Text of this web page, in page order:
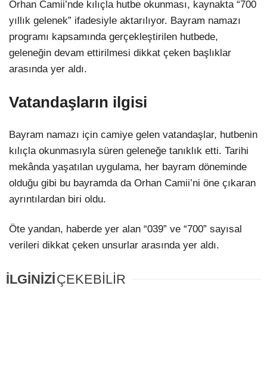
Orhan Camii’nde kılıçla hutbe okunması, kaynakta “700
yıllık gelenek” ifadesiyle aktarılıyor. Bayram namazı
programı kapsamında gerçekleştirilen hutbede,
geleneğin devam ettirilmesi dikkat çeken başlıklar
arasında yer aldı.
Vatandaşların ilgisi
Bayram namazı için camiye gelen vatandaşlar, hutbenin
kılıçla okunmasıyla süren geleneğe tanıklık etti. Tarihi
mekânda yaşatılan uygulama, her bayram döneminde
olduğu gibi bu bayramda da Orhan Camii’ni öne çıkaran
ayrıntılardan biri oldu.
Öte yandan, haberde yer alan “039” ve “700” sayısal
verileri dikkat çeken unsurlar arasında yer aldı.
İLGİNİZİÇEKEBİLİR